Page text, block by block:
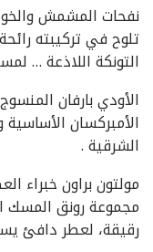
نفحات المشمش
تلوح في تركيبته
التونكة اللاذعة …
الأودي بارفان
الأمبركسان
الشرقية .
مولتون براون خبراء
مجموعة رونق المسك
رقيقة، لعطر دافئ